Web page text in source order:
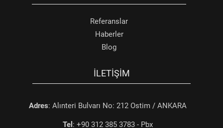
Referanslar
Haberler
Blog
İLETIŞIM
Adres: Alınteri Bulvarı No: 212 Ostim / ANKARA
Tel : +90 312 385 3783 - Pbx